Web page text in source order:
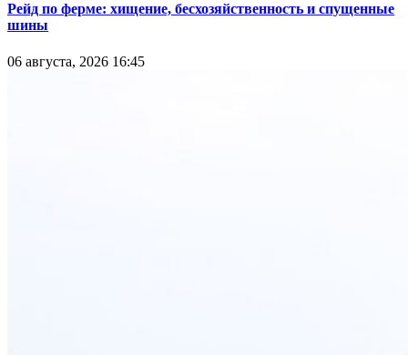
Рейд по ферме: хищение, бесхозяйственность и спущенные
шины
06 августа, 2026 16:45